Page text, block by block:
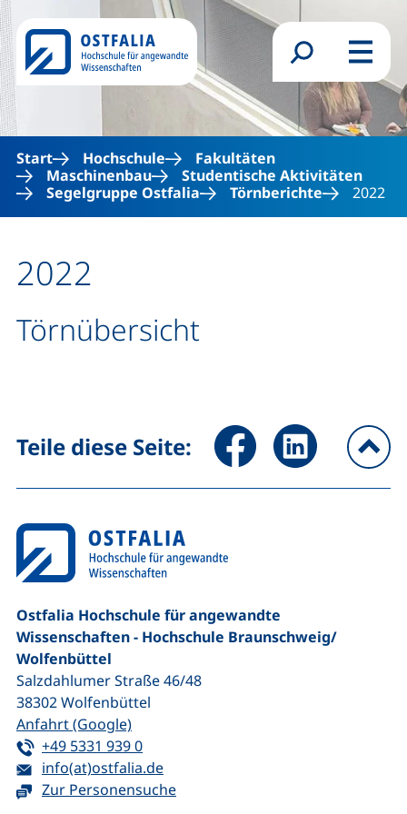
Direkt zum Inhalt
Suchformular
Menü
Start Hochschule
Fakultäten
Maschinenbau
Studentische Aktivitäten
Segelgruppe Ostfalia
Törnberichte 2022
2022
Törnübersicht
Teile diese Seite: Seite über Facebook teilen
Seite über
Ostfalia Hochschule für angewandte
Wissenschaften - Hochschule Braunschweig/​
Wolfenbüttel
Salzdahlumer Straße 46/48
38302Wolfenbüttel
Anfahrt (Google)(externer Link, öffnet neues Fenster)
Tel:
+49 5331 939 0(startet einen Telefonanruf, wenn Ihr
E-Mail:
info(at)ostfalia.de(öffnet Ihr E-Mail-Programm)
Zur Personensuche